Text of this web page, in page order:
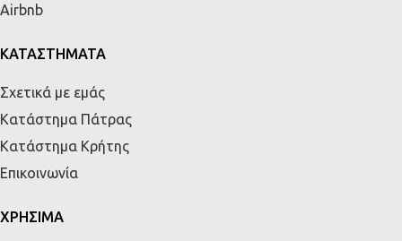
Airbnb
ΚΑΤΑΣΤΗΜΑΤΑ
Σχετικά με εμάς
Κατάστημα Πάτρας
Κατάστημα Κρήτης
Επικοινωνία
ΧΡΗΣΙΜΑ